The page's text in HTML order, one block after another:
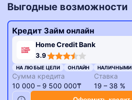
Выгодные возможности
Кредит Займ онлайн
Home Credit Bank
3.9
rating
НА ЛЮБЫЕ ЦЕЛИ ОНЛАЙН НАЛИЧНЫМИ
Сумма кредита
10 000 – 9 500 000₸
Ставка
19 – 38 %